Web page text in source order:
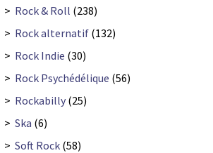
> Rock & Roll (238)
> Rock alternatif (132)
> Rock Indie (30)
> Rock Psychédélique (56)
> Rockabilly (25)
> Ska (6)
> Soft Rock (58)